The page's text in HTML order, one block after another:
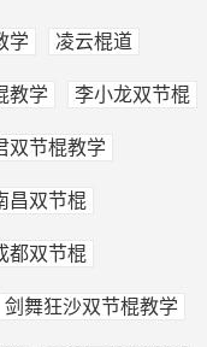
学 凌云棍道
教学 李小龙双节棍
双节棍教学
昌双节棍
都双节棍
剑舞狂沙双节棍教学